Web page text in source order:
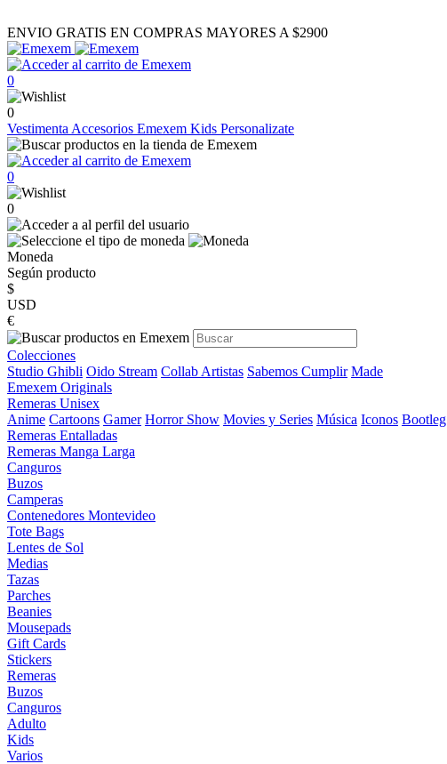
ENVIO GRATIS EN COMPRAS MAYORES A $2900
0
0
Vestimenta Accesorios Emexem Kids Personalizate
0
0
Moneda
Según producto
$
USD
€
Colecciones
Studio Ghibli Oido Stream Collab Artistas Sabemos Cumplir Made
Emexem Originals
Remeras Unisex
Anime Cartoons Gamer Horror Show Movies y Series Música Iconos Bootleg
Remeras Entalladas
Remeras Manga Larga
Canguros
Buzos
Camperas
Contenedores Montevideo
Tote Bags
Lentes de Sol
Medias
Tazas
Parches
Beanies
Mousepads
Gift Cards
Stickers
Remeras
Buzos
Canguros
Adulto
Kids
Varios